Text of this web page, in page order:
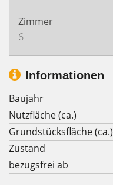
Zimmer
6
Informationen
Baujahr
Nutzfläche (ca.)
Grundstücksfläche (ca.)
Zustand
bezugsfrei ab